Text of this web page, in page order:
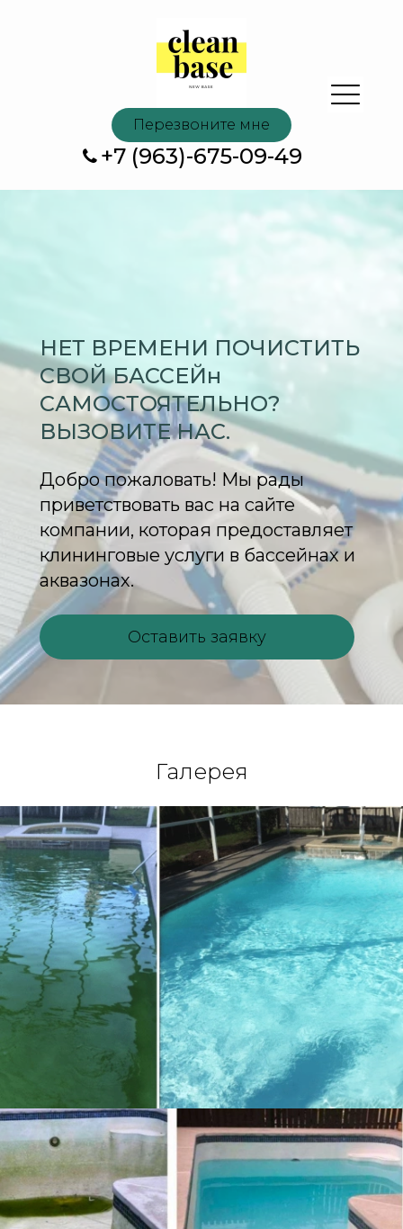
+7 (963)-675-09-49
Перезвоните мне
НЕТ ВРЕМЕНИ ПОЧИСТИТЬ
СВОЙ БАССЕЙн
САМОСТОЯТЕЛЬНО?
ВЫЗОВИТЕ НАС.
Добро пожаловать! Мы рады
приветствовать вас на сайте
компании, которая предоставляет
клининговые услуги в бассейнах и
аквазонах.
Оставить заявку
Галерея